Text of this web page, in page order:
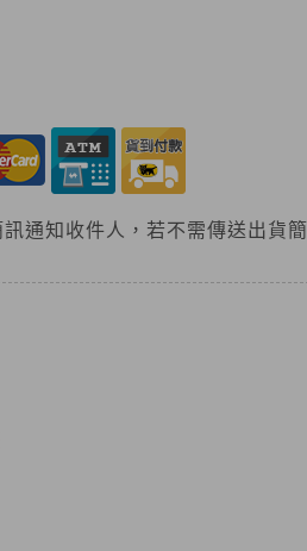
通知收件人，若不需傳送出貨